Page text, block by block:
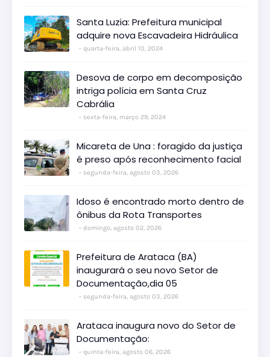
Santa Luzia: Prefeitura municipal
adquire nova Escavadeira Hidráulica
quarta-feira, abril 10, 2024
Desova de corpo em decomposição
intriga polícia em Santa Cruz
Cabrália
sexta-feira, março 29, 2024
Micareta de Una : foragido da justiça
é preso após reconhecimento facial
segunda-feira, agosto 03, 2026
Idoso é encontrado morto dentro de
ônibus da Rota Transportes
domingo, agosto 02, 2026
Prefeitura de Arataca (BA)
inaugurará o seu novo Setor de
Documentação,dia 05
segunda-feira, agosto 03, 2026
Arataca inaugura novo do Setor de
Documentação:
quinta-feira, agosto 06, 2026